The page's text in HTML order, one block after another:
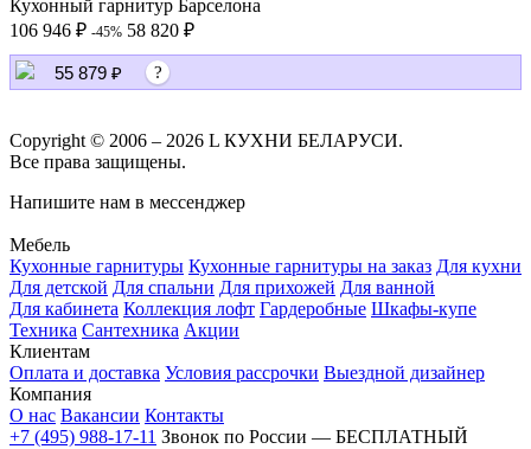
Кухонный гарнитур Барселона
106 946 ₽ -45% 58 820 ₽
55 879 ₽ ?
Copyright © 2006 – 2026 L КУХНИ БЕЛАРУСИ.
Все права защищены.
Напишите нам в мессенджер
Мебель
Кухонные гарнитуры Кухонные гарнитуры на заказ Для кухни
Для детской Для спальни Для прихожей Для ванной
Для кабинета Коллекция лофт Гардеробные Шкафы-купе
Техника Сантехника Акции
Клиентам
Оплата и доставка Условия рассрочки Выездной дизайнер
Компания
О нас Вакансии Контакты
+7 (495) 988-17-11 Звонок по России — БЕСПЛАТНЫЙ